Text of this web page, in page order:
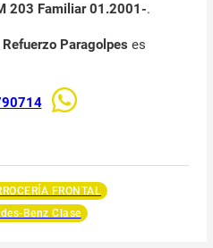
203 Familiar 01.2001-.
Refuerzo Paragolpes es
FRONTAL
Benz Clase